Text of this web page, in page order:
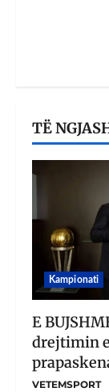
TË
Kampionati
E
drejtimin
VETEMSPORT